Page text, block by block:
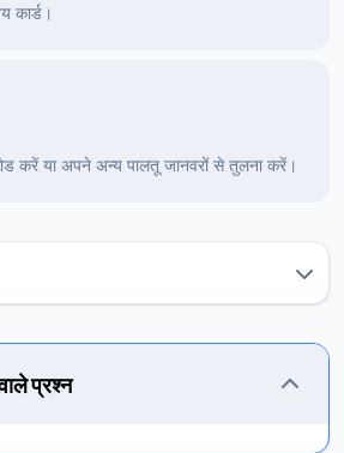
कार्ड।
करें या अपने अन्य पालतू जानवरों से तुलना करें।
साल और दूसरे साल तक 24 साल की हो जाती हैं,
को भी ध्यान में रखते हैं — आउटडोर बिल्लियाँ
होती हैं।
प्रश्न